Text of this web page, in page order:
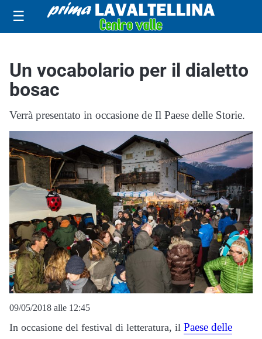
☰
Un vocabolario per il dialetto
bosac
Verrà presentato in occasione de Il Paese delle Storie.
09/05/2018 alle 12:45
In occasione del festival di letteratura, il Paese delle